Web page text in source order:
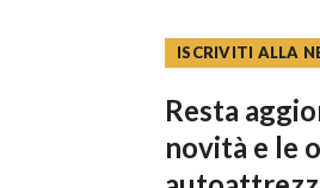
ISCRIVITI ALLA
Resta
novità e le